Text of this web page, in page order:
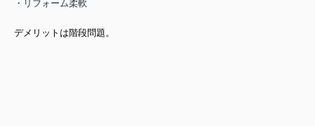
・リフォーム柔軟
デメリットは階段問題。